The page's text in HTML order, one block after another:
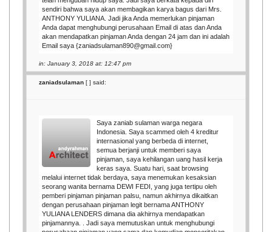
sendiri bahwa saya akan membagikan karya bagus dari Mrs.
ANTHONY YULIANA. Jadi jika Anda memerlukan pinjaman
Anda dapat menghubungi perusahaan Email di atas dan Anda
akan mendapatkan pinjaman Anda dengan 24 jam dan ini adalah
Email saya {zaniadsulaman890@gmail.com}
in: January 3, 2018 at: 12:47 pm
zaniadsulaman [] said:
Saya zaniab sulaman warga negara
Indonesia. Saya scammed oleh 4 kreditur
internasional yang berbeda di internet,
semua berjanji untuk memberi saya
pinjaman, saya kehilangan uang hasil kerja
keras saya. Suatu hari, saat browsing
melalui internet tidak berdaya, saya menemukan kesaksian
seorang wanita bernama DEWI FEDI, yang juga tertipu oleh
pemberi pinjaman pinjaman palsu, namun akhirnya dikaitkan
dengan perusahaan pinjaman legit bernama ANTHONY
YULIANA LENDERS dimana dia akhirnya mendapatkan
pinjamannya. . Jadi saya memutuskan untuk menghubungi